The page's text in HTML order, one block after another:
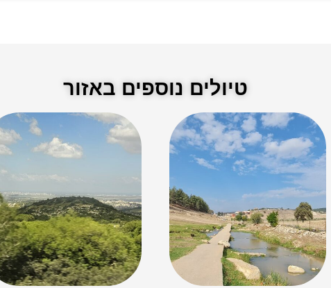
טיולים נוספים באזור